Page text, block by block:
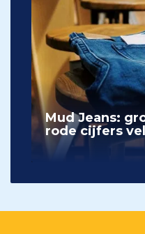
Mud Jeans:
rode cijfers